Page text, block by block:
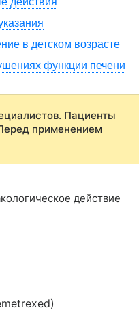
в детском возрасте
функции печени
Пациенты
применением
действие